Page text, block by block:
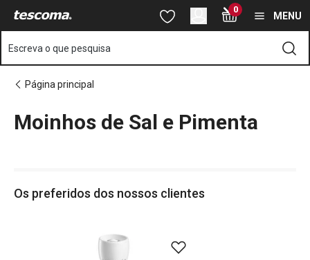
Está na página Moinhos de Sal e Pimenta
Saltar para o conteúdo principal
Saltar para a pesquisa
Saltar para a navegação 0
MENU
Escreva o que pesquisa
Página principal
Moinhos de Sal e Pimenta
Os preferidos dos nossos clientes